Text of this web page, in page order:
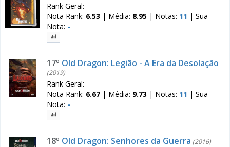
Rank Geral:
Nota Rank: 6.53 | Média: 8.95 | Notas: 11 | Sua
Nota: -
17º Old Dragon: Legião - A Era da Desolação
(2019)
Rank Geral:
Nota Rank: 6.67 | Média: 9.73 | Notas: 11 | Sua
Nota: -
18º Old Dragon: Senhores da Guerra (2016)